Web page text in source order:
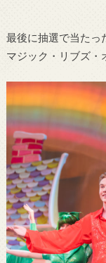
最後に抽選で当たっ
マジック・リブズ・